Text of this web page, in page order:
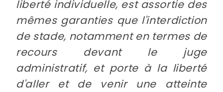
liberté individuelle, est assortie des
mêmes garanties que l'interdiction
de stade, notamment en termes de
recours devant le juge
administratif, et porte à la liberté
d'aller et de venir une atteinte